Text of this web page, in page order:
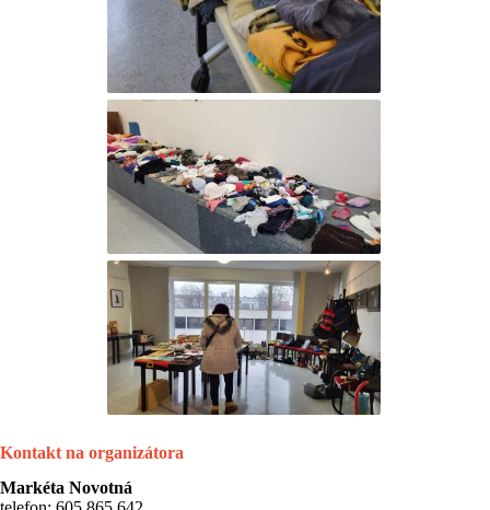
Kontakt na organizátora
Markéta Novotná